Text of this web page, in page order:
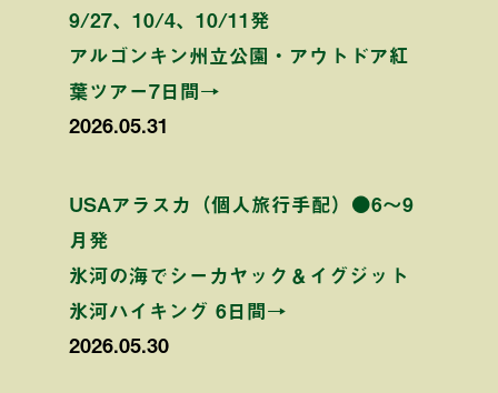
9/27、10/4、10/11発
アルゴンキン州立公園・アウトドア紅
葉ツアー7日間→
2026.05.31
USAアラスカ（個人旅行手配）●6〜9
月発
氷河の海でシーカヤック＆イグジット
氷河ハイキング 6日間→
2026.05.30